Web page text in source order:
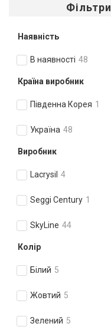
Фільтри
Наявність
В наявності 48
Країна виробник
Південна Корея 1
Україна 48
Виробник
Lacrysil 4
Seggi Century 1
SkyLine 44
Колір
Білий 5
Жовтий 5
Зелений 5